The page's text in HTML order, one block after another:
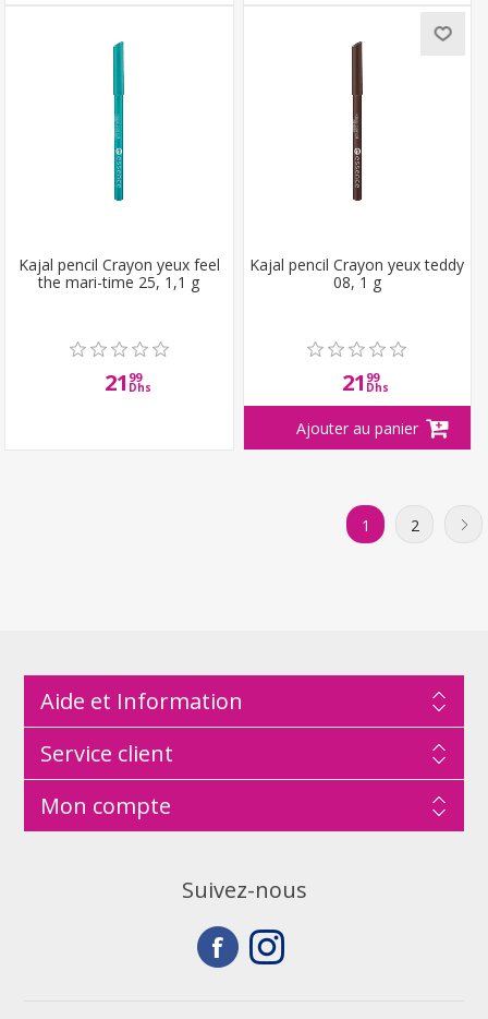
Kajal pencil Crayon yeux feel
the mari-time 25, 1,1 g
21 99
Dhs
Kajal pencil Crayon yeux teddy
08, 1 g
21 99
Dhs
1 2
Aide et Information
Service client
Mon compte
Suivez-nous